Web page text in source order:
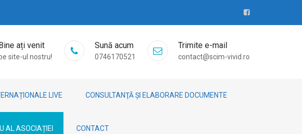
ați venit
site-ul nostru!
Sună acum
0746170521
Trimite e-mail
contact@scim-vivid.ro
LIVE CONSULTANŢĂ ȘI ELABORARE DOCUMENTE
AL ASOCIAȚIEI CONTACT